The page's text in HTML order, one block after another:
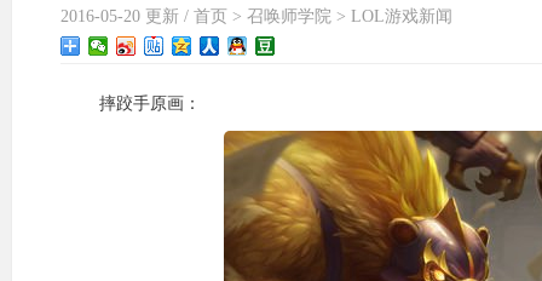
2016-05-20 更新 / 首页 > 召唤师学院 > LOL游戏新闻
摔跤手原画：